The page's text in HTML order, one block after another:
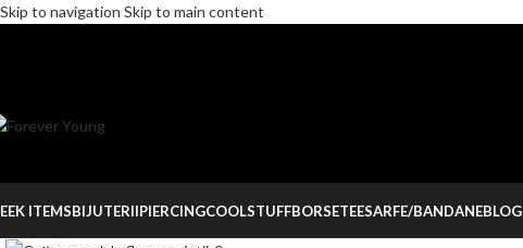
Skip to navigation Skip to main content
ITEMSBIJUTERIIPIERCINGCOOLSTUFFBORSETEESARFE/BANDANEBLOG
Click to enlarge